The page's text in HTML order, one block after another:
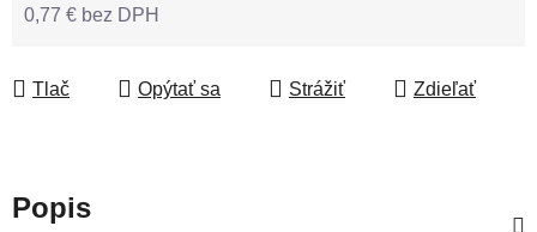
0,77 € bez DPH
Tlač
Opýtať sa Strážiť Zdieľať
Popis